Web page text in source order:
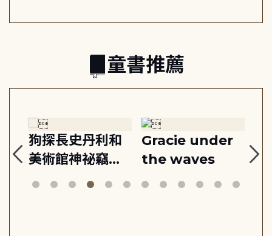
童書推薦
狗探長史丹利和
美術館神祕竊盜
案
Gracie under
the waves